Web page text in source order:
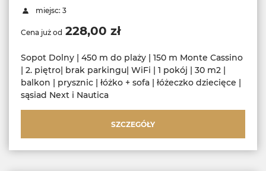
miejsc: 3
Cena już od 228,00 zł
Sopot Dolny | 450 m do plaży | 150 m Monte Cassino
| 2. piętro| brak parkingu| WiFi | 1 pokój | 30 m2 |
balkon | prysznic | łóżko + sofa | łóżeczko dziecięce |
sąsiad Next i Nautica
SZCZEGÓŁY